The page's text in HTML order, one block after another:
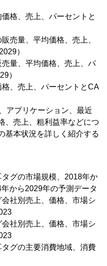
格、売上、パーセントと
売量、平均価格、売上、
）
量、平均価格、売上、パ
）
、売上、パーセントとCA
アプリケーション、最近
、売上、粗利益率などにつ
基本状況を詳しく紹介する
タグの市場規模、2018年か
から2029年の予測データ
会社別売上、価格、市場シ
会社別売上、価格、市場シ
タグの主要消費地域、消費